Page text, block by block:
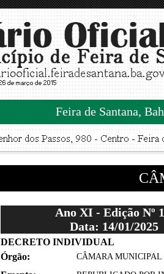
Feira de Santana,
Ano XI - Edição Nº
Data: 14/01/2025
DECRETO INDIVIDUAL
Órgão:
CÂMARA MUNICIPAL